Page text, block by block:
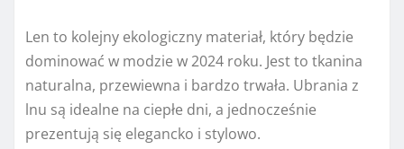
Len to kolejny ekologiczny materiał, który będzie
dominować w modzie w 2024 roku. Jest to tkanina
naturalna, przewiewna i bardzo trwała. Ubrania z
lnu są idealne na ciepłe dni, a jednocześnie
prezentują się elegancko i stylowo.